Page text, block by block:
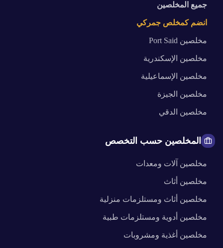
جميع المخلصين
انضم كمخلص جمركي
مخلصين Port Said
مخلصين الإسكندرية
مخلصين الإسماعيلية
مخلصين الجيزة
مخلصين الدقي
المخلصين حسب التخصص
مخلصين آلات ومعدات
مخلصين أثاث
مخلصين أثاث ومستلزمات منزلية
مخلصين أدوية ومستلزمات طبية
مخلصين أغذية ومشروبات